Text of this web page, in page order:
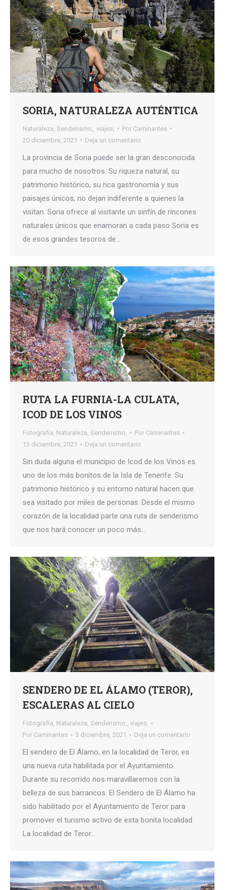
SORIA, NATURALEZA AUTÉNTICA
Naturaleza Senderismo, viajes, Por Caminantes
20 diciembre, 2021
Deja un comentario
La provincia de Soria puede ser la gran desconocida
para mucho de nosotros. Su riqueza natural, su
patrimonio histórico, su rica gastronomía y sus
paisajes únicos, no dejan indiferente a quienes la
visitan. Soria ofrece al visitante un sinfín de rincones
naturales únicos que enamoran a cada paso Soria es
de esos grandes tesoros de…
RUTA LA FURNIA-LA CULATA,
ICOD DE LOS VINOS
Fotografía, Naturaleza, Senderismo, Por Caminantes
13 diciembre, 2021
Deja un comentario
Sin duda alguna el municipio de Icod de los Vinos es
uno de los más bonitos de la Isla de Tenerife. Su
patrimonio histórico y su entorno natural hacen que
sea visitado por miles de personas. Desde el mismo
corazón de la localidad parte una ruta de senderismo
que nos hará conocer un poco más…
SENDERO DE EL ÁLAMO (TEROR),
ESCALERAS AL CIELO
Fotografía, Naturaleza, Senderismo,, viajes,
Por Caminantes 3 diciembre, 2021 Deja un comentario
El sendero de El Álamo, en la localidad de Teror, es
una nueva ruta habilitada por el Ayuntamiento.
Durante su recorrido nos maravillaremos con la
belleza de sus barrancos. El Sendero de El Álamo ha
sido habilitado por el Ayuntamiento de Teror para
promover el turismo activo de esta bonita localidad
La localidad de Teror…